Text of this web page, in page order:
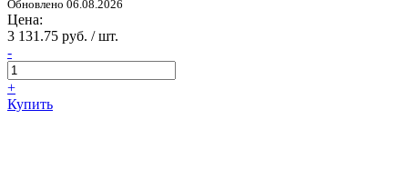
Обновлено 06.08.2026
Цена:
3 131.75 руб. / шт.
-
+
Купить